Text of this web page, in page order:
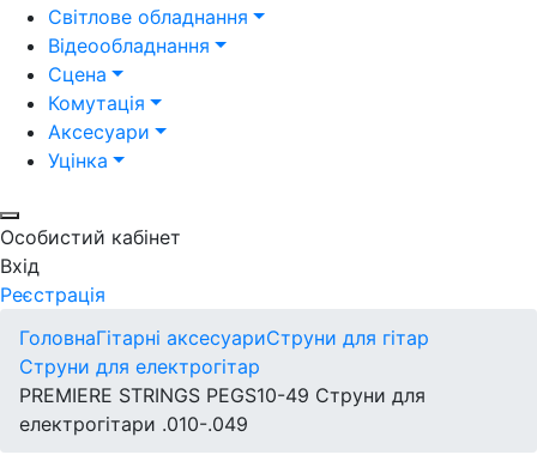
Світлове обладнання
Відеообладнання
Сцена
Комутація
Аксесуари
Уцінка
Особистий кабінет
Вхід
Реєстрація
ГоловнаГітарні аксесуариСтруни для гітар
Струни для електрогітар
PREMIERE STRINGS PEGS10-49 Струни для
електрогітари .010-.049